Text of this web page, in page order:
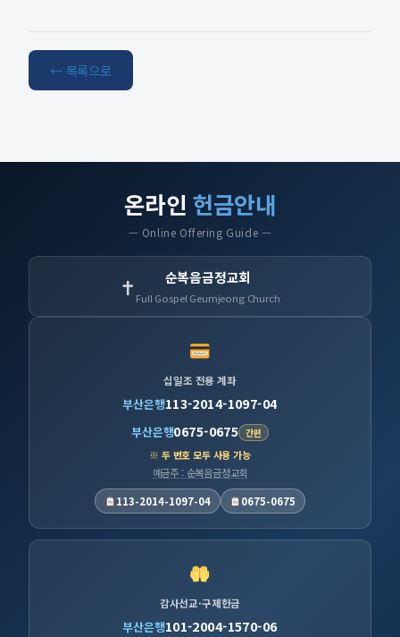
← 목록으로
온라인 헌금안내
— Online Offering Guide —
✝ 순복음금정교회
Full Gospel Geumjeong Church
십일조 전용 계좌
부산은행113-2014-1097-04
부산은행0675-0675 간편
※ 두 번호 모두 사용 가능
예금주 : 순복음금정교회
113-2014-1097-04
0675-0675
감사선교·구제헌금
부산은행101-2004-1570-06